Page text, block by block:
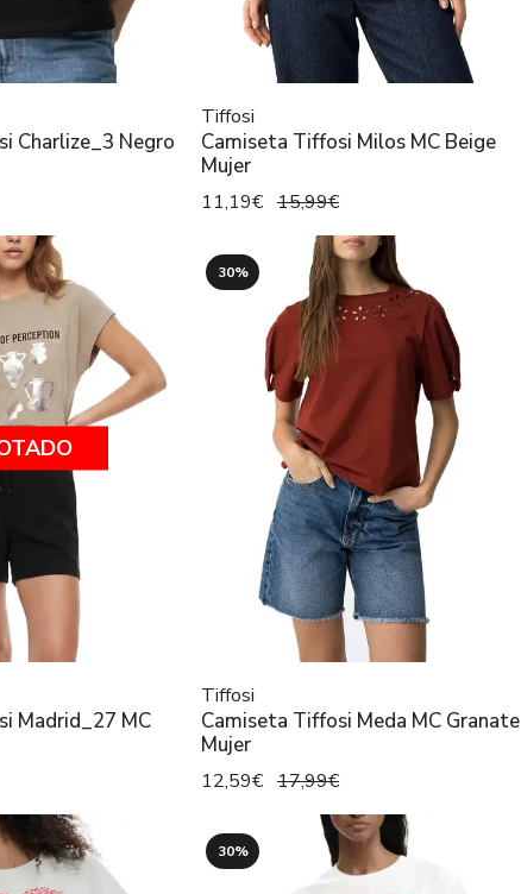
Charlize_3 Negro
Tiffosi
Camiseta Tiffosi Milos MC Beige
Mujer
11,19€ 15,99€
Madrid_27 MC
30%
Tiffosi
Camiseta Tiffosi Meda MC Granate
Mujer
12,59€ 17,99€
30%